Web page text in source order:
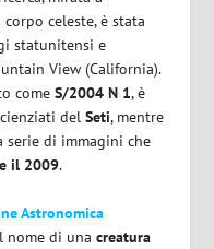
celeste, è stata
statunitensi e
View (California).
comeS/2004 N 1, è
delSeti, mentre
serie di immagini che
il 2009.
Astronomica
nome di unacreatura